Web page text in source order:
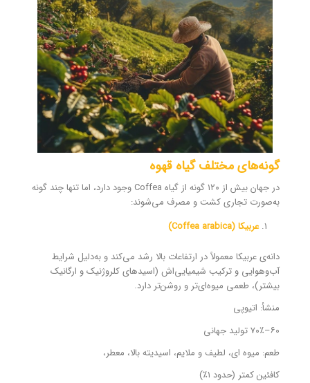
گونه‌های مختلف گیاه قهوه
در جهان بیش از ۱۲۰ گونه از گیاه Coffea وجود دارد، اما تنها چند گونه
به‌صورت تجاری کشت و مصرف می‌شوند:
عربیکا (Coffea arabica)
دانه‌ی عربیکا معمولاً در ارتفاعات بالا رشد می‌کند و به‌دلیل شرایط
آب‌و‌هوایی و ترکیب شیمیایی‌اش (اسیدهای کلروژنیک و ارگانیک
بیشتر)، طعمی میوه‌ای‌تر و روشن‌تر دارد.
منشأ: اتیوپی
۶۰–۷۰٪ تولید جهانی
طعم: میوه ای، لطیف و ملایم، اسیدیته بالا، معطر،
کافئین کمتر (حدود ۱٪)